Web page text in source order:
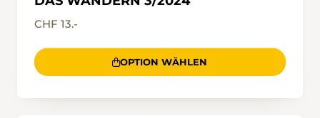
CHF 13.-
OPTION WÄHLEN